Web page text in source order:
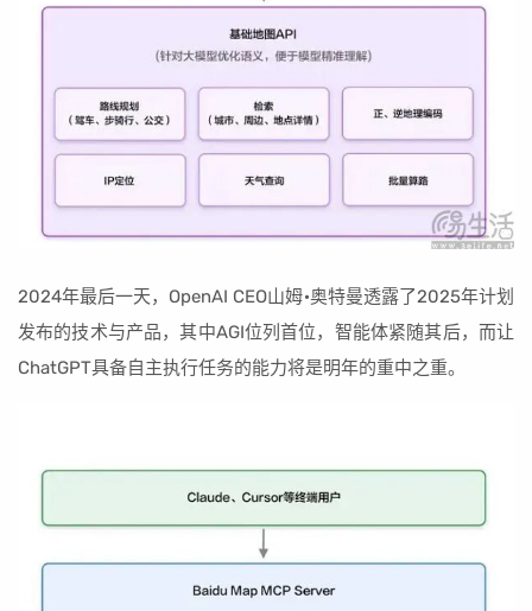
2024年最后一天，OpenAI CEO山姆·奥特曼透露了2025年计划
发布的技术与产品，其中AGI位列首位，智能体紧随其后，而让
ChatGPT具备自主执行任务的能力将是明年的重中之重。